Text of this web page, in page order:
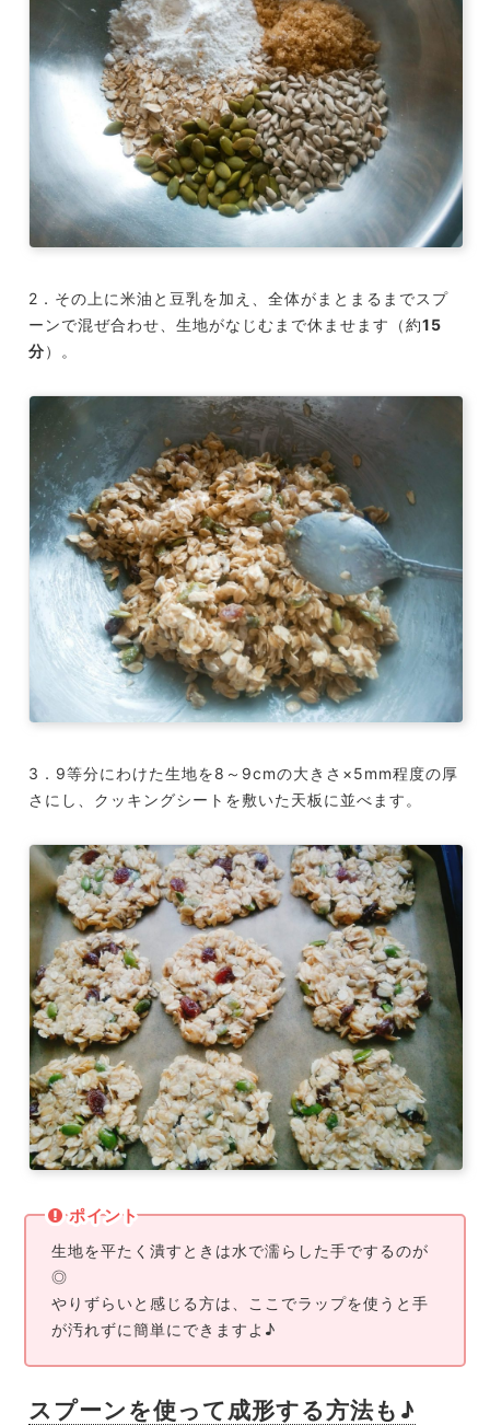
2．その上に米油と豆乳を加え、全体がまとまるまでスプ
ーンで混ぜ合わせ、生地がなじむまで休ませます（約15
分）。
3．9等分にわけた生地を8～9cmの大きさ×5mm程度の厚
さにし、クッキングシートを敷いた天板に並べます。
ポイント
生地を平たく潰すときは水で濡らした手でするのが
◎
やりずらいと感じる方は、ここでラップを使うと手
が汚れずに簡単にできますよ♪
スプーンを使って成形する方法も♪